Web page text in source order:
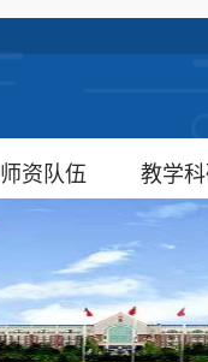
师资队伍 教学